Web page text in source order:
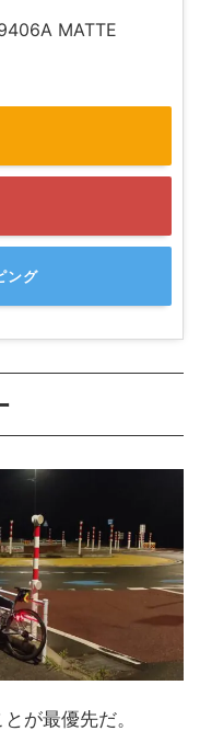
MATTE
ング
が最優先だ。